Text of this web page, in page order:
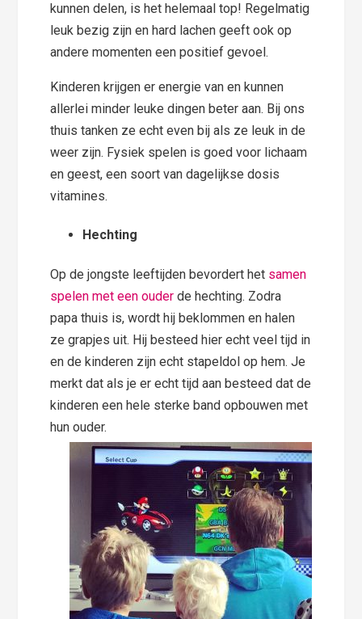
kunnen delen, is het helemaal top! Regelmatig
leuk bezig zijn en hard lachen geeft ook op
andere momenten een positief gevoel.
Kinderen krijgen er energie van en kunnen
allerlei minder leuke dingen beter aan. Bij ons
thuis tanken ze echt even bij als ze leuk in de
weer zijn. Fysiek spelen is goed voor lichaam
en geest, een soort van dagelijkse dosis
vitamines.
Hechting
Op de jongste leeftijden bevordert het samen
spelen met een ouder de hechting. Zodra
papa thuis is, wordt hij beklommen en halen
ze grapjes uit. Hij besteed hier echt veel tijd in
en de kinderen zijn echt stapeldol op hem. Je
merkt dat als je er echt tijd aan besteed dat de
kinderen een hele sterke band opbouwen met
hun ouder.